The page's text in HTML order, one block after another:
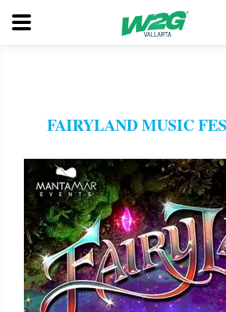
FAIRYLAND MUSIC